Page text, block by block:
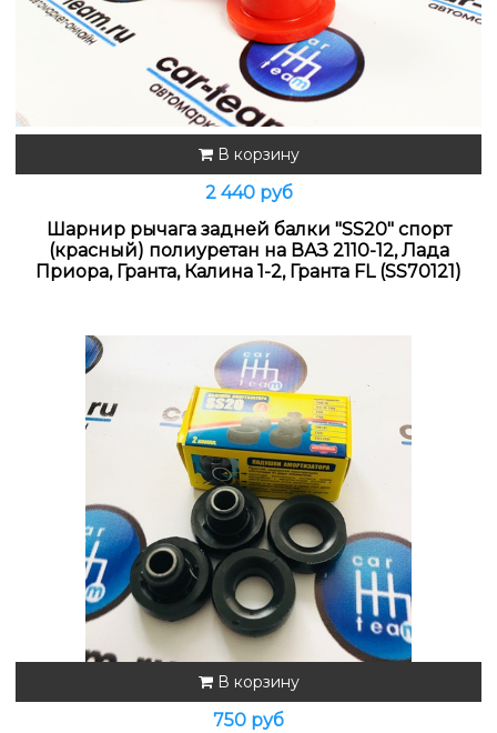
В корзину
2 440 руб
Шарнир рычага задней балки "SS20" спорт
(красный) полиуретан на ВАЗ 2110-12, Лада
Приора, Гранта, Калина 1-2, Гранта FL (SS70121)
В корзину
750 руб